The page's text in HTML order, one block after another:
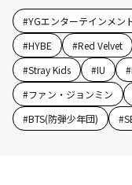
#YGエンターテインメン
#HYBE #Red Velvet
#Stray Kids #IU #
#ファン・ジョンミン
#BTS(防弾少年団) #